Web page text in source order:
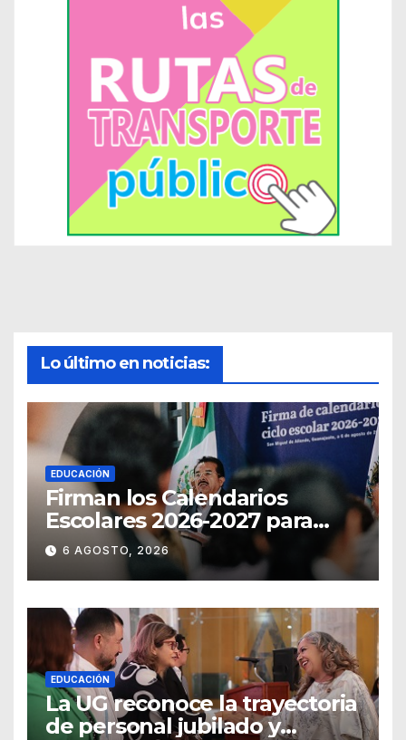
Lo último en noticias:
EDUCACIÓN
Firman los Calendarios
Escolares 2026-2027 para
Guanajuato
6 AGOSTO, 2026
EDUCACIÓN
La UG reconoce la trayectoria
de personal jubilado y